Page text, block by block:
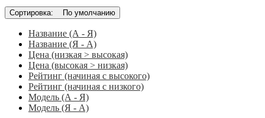
Сортировка: По умолчанию
Название (А - Я)
Название (Я - А)
Цена (низкая > высокая)
Цена (высокая > низкая)
Рейтинг (начиная с высокого)
Рейтинг (начиная с низкого)
Модель (А - Я)
Модель (Я - А)